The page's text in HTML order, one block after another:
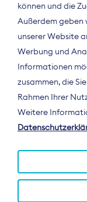
Der
Deutschland
können und die
Außerdem geben
unserer Website
Werbung und
Informationen
zusammen, die
Rahmen Ihrer
Weitere